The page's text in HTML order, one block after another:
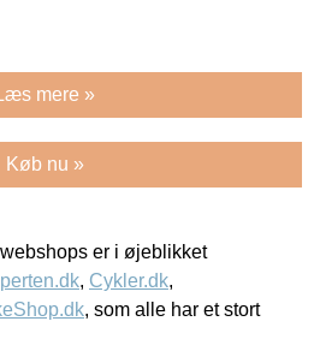
mere »
Køb nu »
er i øjeblikket
, Cykler.dk,
, som alle har et stort